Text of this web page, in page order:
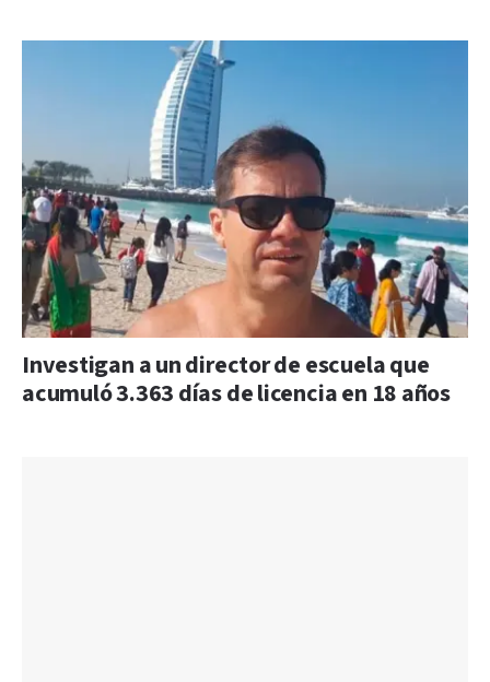
Investigan a un director de escuela que
acumuló 3.363 días de licencia en 18 años